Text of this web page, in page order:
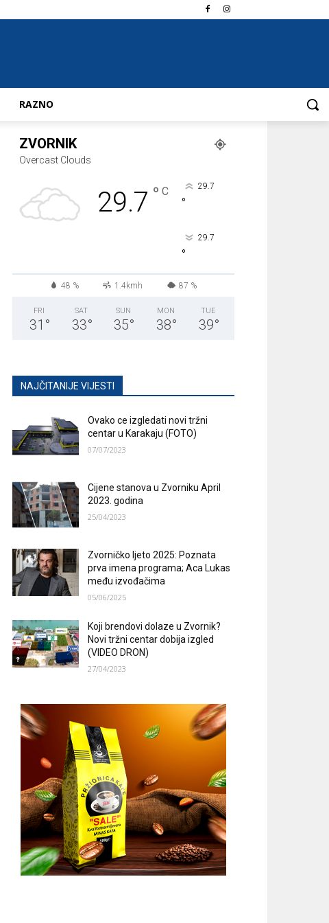
RAZNO
ZVORNIK
Overcast Clouds
29.7 ° C 29.7
°
29.7
°
48 % 1.4kmh 87 %
FRI
31 °
SAT
33°
SUN
35°
MON
38°
TUE
39°
NAJČITANIJE VIJESTI
Ovako ce izgledati novi tržni
centar u Karakaju (FOTO)
07/07/2023
Cijene stanova u Zvorniku April
2023. godina
25/04/2023
Zvorničko ljeto 2025: Poznata
prva imena programa; Aca Lukas
među izvođačima
05/06/2025
Koji brendovi dolaze u Zvornik?
Novi tržni centar dobija izgled
(VIDEO DRON)
27/04/2023